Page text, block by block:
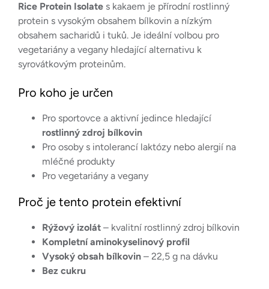
Rice Protein Isolate s kakaem je přírodní rostlinný
protein s vysokým obsahem bílkovin a nízkým
obsahem sacharidů i tuků. Je ideální volbou pro
vegetariány a vegany hledající alternativu k
syrovátkovým proteinům.
Pro koho je určen
Pro sportovce a aktivní jedince hledající
rostlinný zdroj bílkovin
Pro osoby s intolerancí laktózy nebo alergií na
mléčné produkty
Pro vegetariány a vegany
Proč je tento protein efektivní
Rýžový izolát – kvalitní rostlinný zdroj bílkovin
Kompletní aminokyselinový profil
Vysoký obsah bílkovin – 22,5 g na dávku
Bez cukru